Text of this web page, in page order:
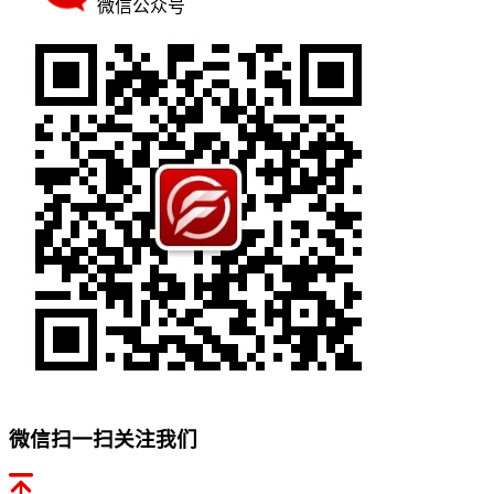
微信公众号
微信扫一扫关注我们